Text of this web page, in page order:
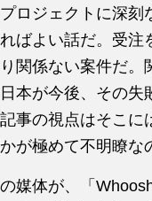
ロジェクトに深
ばよい話だ。受
関係ない案件だ。
本が今後、その失
事の視点はそこに
が極めて不明瞭な
媒体が、「